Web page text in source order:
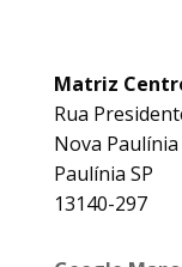
Matriz
Rua
Nova Paulínia
Paulínia SP
13140-297